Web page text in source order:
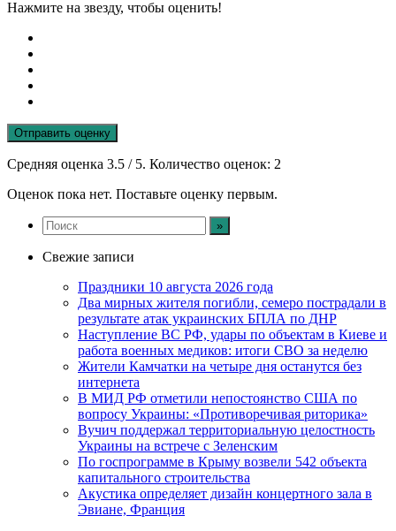
Нажмите на звезду, чтобы оценить!
Отправить оценку
Средняя оценка 3.5 / 5. Количество оценок: 2
Оценок пока нет. Поставьте оценку первым.
Свежие записи
Праздники 10 августа 2026 года
Два мирных жителя погибли, семеро пострадали в
результате атак украинских БПЛА по ДНР
Наступление ВС РФ, удары по объектам в Киеве и
работа военных медиков: итоги СВО за неделю
Жители Камчатки на четыре дня останутся без
интернета
В МИД РФ отметили непостоянство США по
вопросу Украины: «Противоречивая риторика»
Вучич поддержал территориальную целостность
Украины на встрече с Зеленским
По госпрограмме в Крыму возвели 542 объекта
капитального строительства
Акустика определяет дизайн концертного зала в
Эвиане, Франция